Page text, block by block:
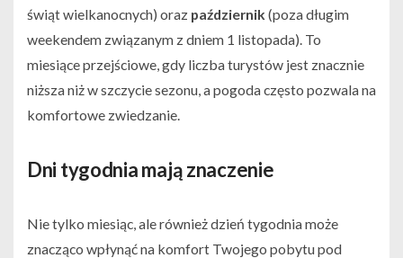
świąt wielkanocnych) oraz październik (poza długim
weekendem związanym z dniem 1 listopada). To
miesiące przejściowe, gdy liczba turystów jest znacznie
niższa niż w szczycie sezonu, a pogoda często pozwala na
komfortowe zwiedzanie.
Dni tygodnia mają znaczenie
Nie tylko miesiąc, ale również dzień tygodnia może
znacząco wpłynąć na komfort Twojego pobytu pod